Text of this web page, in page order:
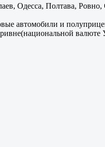
Одесса, Полтава,
автомобили и
валюте